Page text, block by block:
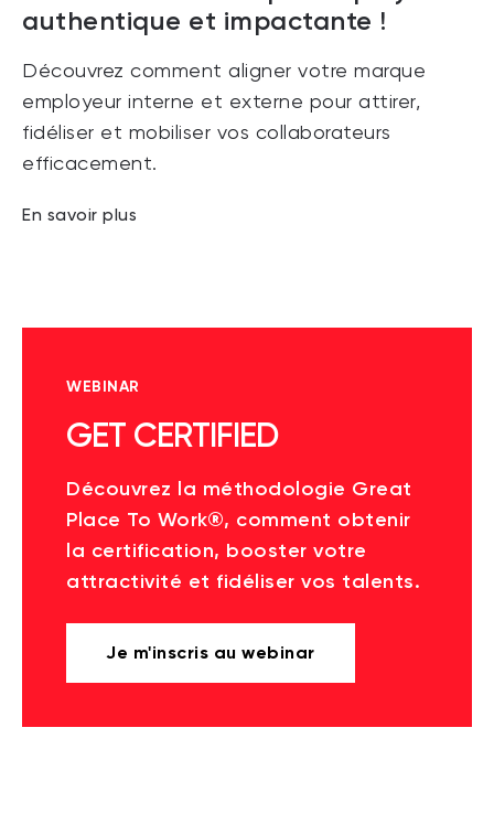
authentique et impactante !
Découvrez comment aligner votre marque
employeur interne et externe pour attirer,
fidéliser et mobiliser vos collaborateurs
efficacement.
En savoir plus
WEBINAR
GET CERTIFIED
Découvrez la méthodologie Great
Place To Work®, comment obtenir
la certification, booster votre
attractivité et fidéliser vos talents.
Je m'inscris au webinar